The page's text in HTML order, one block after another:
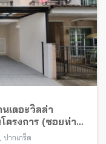
เดอะวิลล่า
ครงการ (ซอยท่า
ยสีม่วง
, ปากเกร็ด